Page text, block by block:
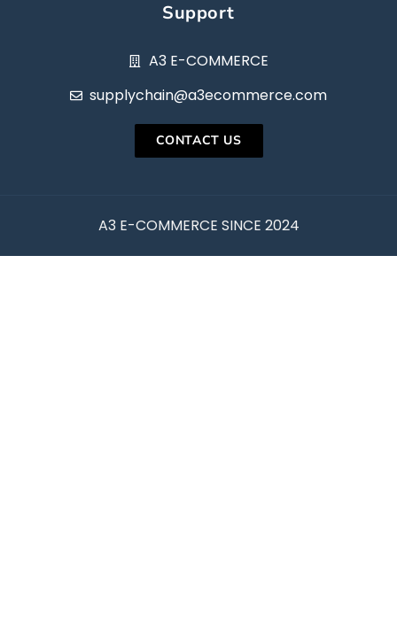
Support
A3 E-COMMERCE
supplychain@a3ecommerce.com
CONTACT US
A3 E-COMMERCE SINCE 2024